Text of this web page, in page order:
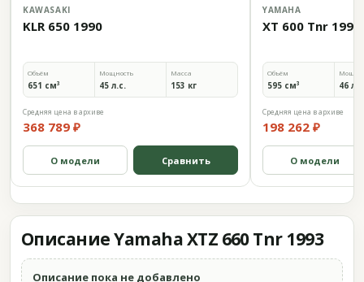
KAWASAKI
KLR 650 1990
Объём
651 см³
Мощность
45 л.с.
Масса
153 кг
Средняя цена в архиве
368 789 ₽
О модели Сравнить
YAMAHA
XT 600 Tnr 1990
Объём
595 см³ 46
Средняя цена в архиве
198 262 ₽
О модели
Описание Yamaha XTZ 660 Tnr 1993
Описание пока не добавлено